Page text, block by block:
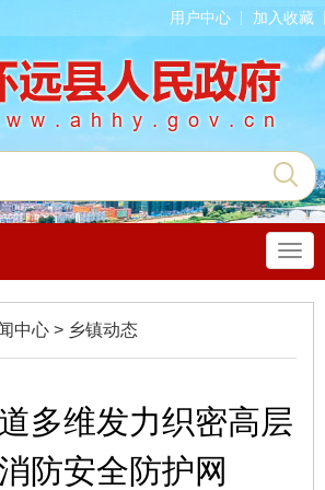
用户中心 加入收藏
导
航
中心 > 乡镇动态
多维发力织密高层
防安全防护网